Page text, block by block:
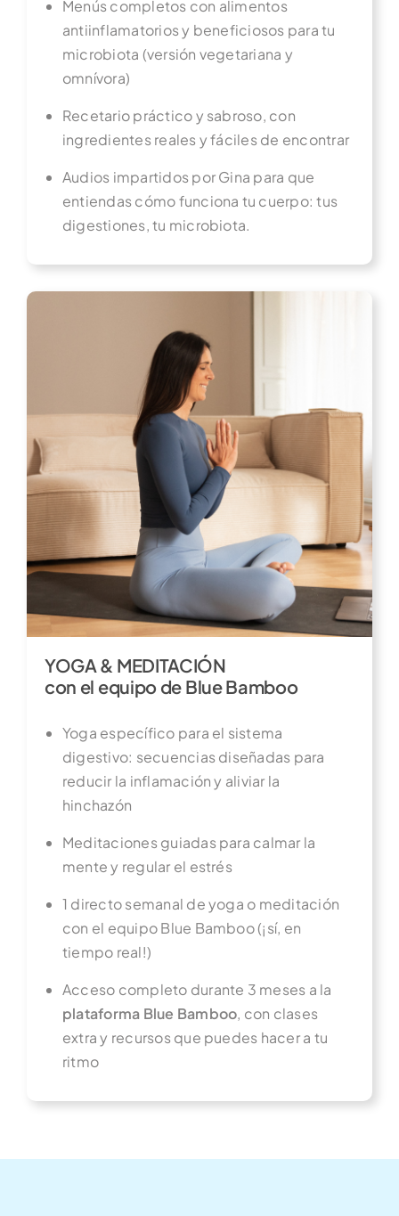
Menús completos con alimentos
antiinflamatorios y beneficiosos para tu
microbiota (versión vegetariana y
omnívora)
Recetario práctico y sabroso, con
ingredientes reales y fáciles de encontrar
Audios impartidos por Gina para que
entiendas cómo funciona tu cuerpo: tus
digestiones, tu microbiota.
YOGA & MEDITACIÓN
con el equipo de Blue Bamboo
Yoga específico para el sistema
digestivo: secuencias diseñadas para
reducir la inflamación y aliviar la
hinchazón
Meditaciones guiadas para calmar la
mente y regular el estrés
1 directo semanal de yoga o meditación
con el equipo Blue Bamboo (¡sí, en
tiempo real!)
Acceso completo durante 3 meses a la
plataforma Blue Bamboo, con clases
extra y recursos que puedes hacer a tu
ritmo